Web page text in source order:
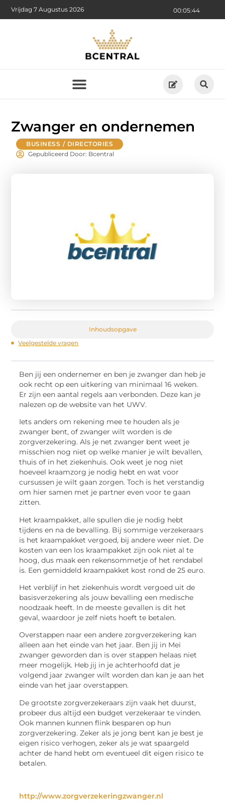
00:05:45
Vrijdag 7 Augustus 2026
Zwanger en ondernemen
BUSINESS / DIRECTORIES
Gepubliceerd Door: Bcentral
Inhoudsopgave
Veelgestelde vragen
Ben jij een ondernemer en ben je zwanger dan heb je
ook recht op een uitkering van minimaal 16 weken.
Er zijn een aantal regels aan verbonden. Deze kan je
nalezen op de website van het UWV.
Iets anders om rekening mee te houden als je
zwanger bent, of zwanger wilt worden is de
zorgverzekering. Als je net zwanger bent weet je
misschien nog niet op welke manier je wilt bevallen,
thuis of in het ziekenhuis. Ook weet je nog niet
hoeveel kraamzorg je nodig hebt en wat voor
cursussen je wilt gaan zorgen. Toch is het verstandig
om hier samen met je partner even voor te gaan
zitten.
Het kraampakket, alle spullen die je nodig hebt
tijdens en na de bevalling. Bij sommige verzekeraars
is het kraampakket vergoed, bij andere weer niet. De
kosten van een los kraampakket zijn ook niet al te
hoog, dus maak een rekensommetje of het rendabel
is. Een gemiddeld kraampakket kost rond de 25 euro.
Het verblijf in het ziekenhuis wordt vergoed uit de
basisverzekering als jouw bevalling een medische
noodzaak heeft. In de meeste gevallen is dit het
geval, waardoor je zelf niets hoeft te betalen.
Overstappen naar een andere zorgverzekering kan
alleen aan het einde van het jaar. Ben jij in Mei
zwanger geworden dan is over stappen helaas niet
meer mogelijk. Heb jij in je achterhoofd dat je
volgend jaar zwanger wilt worden dan kan je aan het
einde van het jaar overstappen.
De grootste zorgverzekeraars zijn vaak het duurst,
probeer dus altijd een budget verzekeraar te vinden.
Ook mannen kunnen flink besparen op hun
zorgverzekering. Zeker als je jong bent kan je best je
eigen risico verhogen, zeker als je wat spaargeld
achter de hand hebt om eventueel dit eigen risico te
betalen.
http://www.zorgverzekeringzwanger.nl